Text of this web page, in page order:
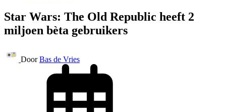
Star Wars: The Old Republic heeft 2
miljoen bèta gebruikers
Door Bas de Vries